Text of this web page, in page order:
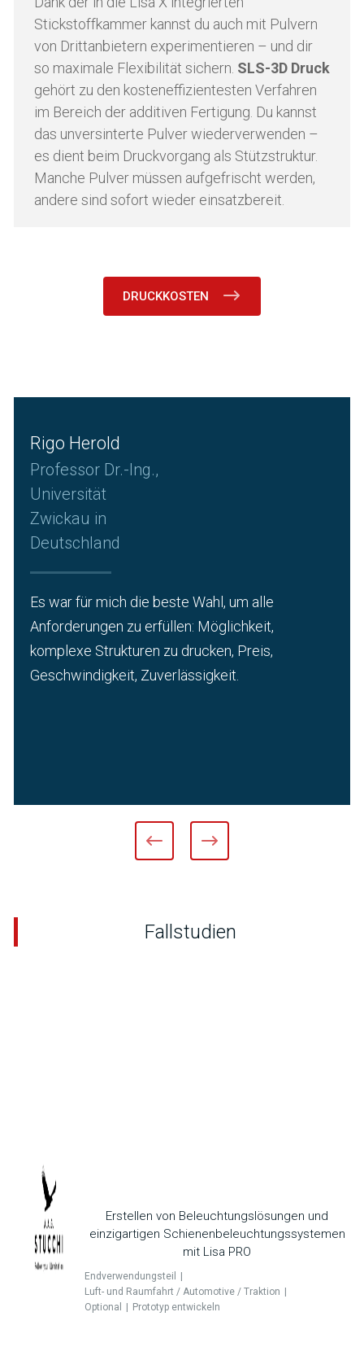
Stickstoffkammer kannst du auch mit Pulvern
von Drittanbietern experimentieren – und dir
so maximale Flexibilität sichern. SLS-3D Druck
gehört zu den kosteneffizientesten Verfahren
im Bereich der additiven Fertigung. Du kannst
das unversinterte Pulver wiederverwenden –
es dient beim Druckvorgang als Stützstruktur.
Manche Pulver müssen aufgefrischt werden,
andere sind sofort wieder einsatzbereit.
DRUCKKOSTEN
Rigo Herold
Professor Dr.-Ing.,
Universität
Zwickau in
Deutschland
Es war für mich die beste Wahl, um alle
Anforderungen zu erfüllen: Möglichkeit,
komplexe Strukturen zu drucken, Preis,
Geschwindigkeit, Zuverlässigkeit.
Fallstudien
Erstellen von Beleuchtungslösungen und
einzigartigen Schienenbeleuchtungssystemen
mit Lisa PRO
Endverwendungsteil
Luft- und Raumfahrt / Automotive / Traktion
Optional
Prototyp entwickeln